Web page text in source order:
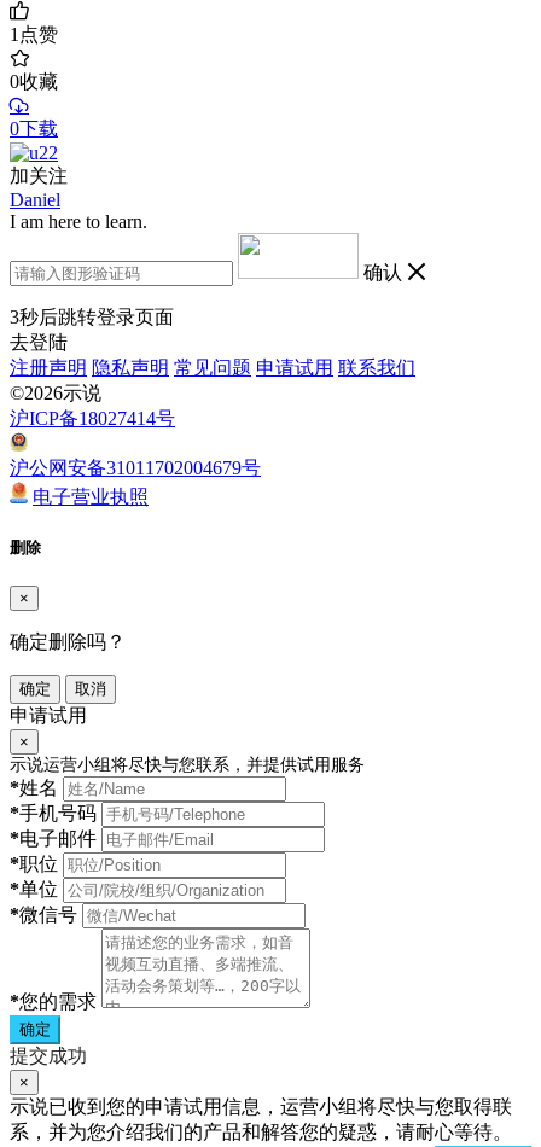
1点赞
0收藏
0下载
加关注
Daniel
I am here to learn.
确认
3秒后跳转登录页面
去登陆
注册声明 隐私声明 常见问题 申请试用 联系我们
©2026示说
沪ICP备18027414号
沪公网安备31011702004679号
电子营业执照
删除
×
确定删除吗？
确定 取消
申请试用
×
示说运营小组将尽快与您联系，并提供试用服务
*姓名
*手机号码
*电子邮件
*职位
*单位
*微信号
*您的需求
确定
提交成功
×
示说已收到您的申请试用信息，运营小组将尽快与您取得联
系，并为您介绍我们的产品和解答您的疑惑，请耐心等待。